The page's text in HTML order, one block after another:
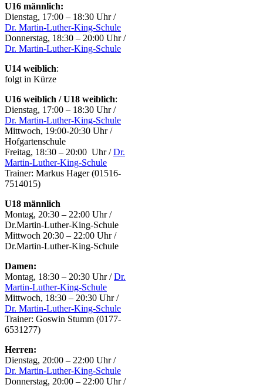
U16 männlich:
Dienstag, 17:00 – 18:30 Uhr /
Dr. Martin-Luther-King-Schule
Donnerstag, 18:30 – 20:00 Uhr /
Dr. Martin-Luther-King-Schule
U14 weiblich:
folgt in Kürze
U16 weiblich / U18 weiblich:
Dienstag, 17:00 – 18:30 Uhr /
Dr. Martin-Luther-King-Schule
Mittwoch, 19:00-20:30 Uhr /
Hofgartenschule
Freitag, 18:30 – 20:00 Uhr /Dr.
Martin-Luther-King-Schule
Trainer: Markus Hager (01516-
7514015)
U18 männlich
Montag, 20:30 – 22:00 Uhr /
Dr.Martin-Luther-King-Schule
Mittwoch 20:30 – 22:00 Uhr /
Dr.Martin-Luther-King-Schule
Damen:
Montag, 18:30 – 20:30 Uhr /Dr.
Martin-Luther-King-Schule
Mittwoch, 18:30 – 20:30 Uhr /
Dr. Martin-Luther-King-Schule
Trainer: Goswin Stumm (0177-
6531277)
Herren:
Dienstag, 20:00 – 22:00 Uhr /
Dr. Martin-Luther-King-Schule
Donnerstag, 20:00 – 22:00 Uhr /